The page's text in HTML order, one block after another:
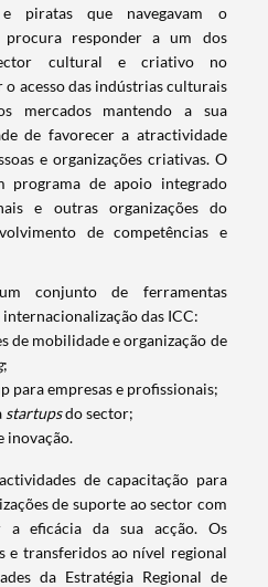
piratas que navegavam o
responder a um dos
cultural e criativo no
acesso das indústrias culturais
mercados mantendo a sua
de favorecer a atractividade
e organizações criativas. O
programa de apoio integrado
e outras organizações do
de competências e
conjunto de ferramentas
das ICC:
de mobilidade e organização de
;
para empresas e profissionais;
startupsdo sector;
inovação.
de capacitação para
de suporte ao sector com
eficácia da sua acção. Os
e transferidos ao nível regional
da Estratégia Regional de